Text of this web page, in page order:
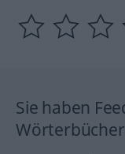
Sie haben